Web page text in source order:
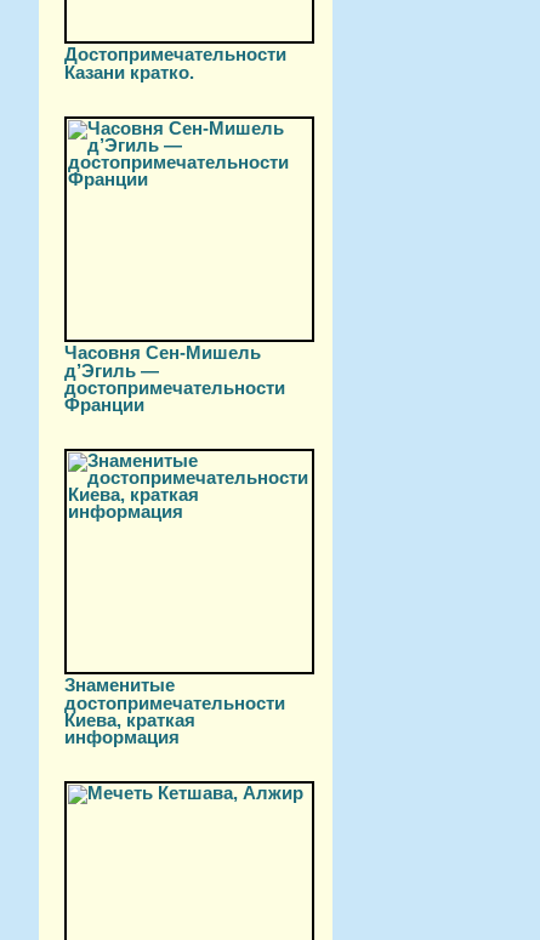
Достопримечательности
Казани кратко.
Часовня Сен-Мишель
д’Эгиль —
достопримечательности
Франции
Знаменитые
достопримечательности
Киева, краткая
информация